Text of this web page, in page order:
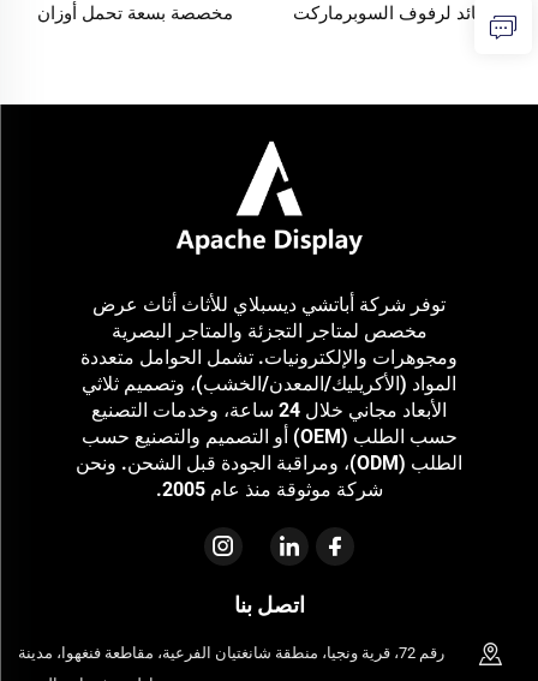
للوسائد لرفوف السوبرماركت
لعرض الواجهة الأمامية للمتجر
مخصصة بسعة تحمل أوزان
توفر شركة أباتشي ديسبلاي للأثاث أثاث عرض
مخصص لمتاجر التجزئة والمتاجر البصرية
ومجوهرات والإلكترونيات. تشمل الحوامل متعددة
المواد (الأكريليك/المعدن/الخشب)، وتصميم ثلاثي
الأبعاد مجاني خلال 24 ساعة، وخدمات التصنيع
حسب الطلب (OEM) أو التصميم والتصنيع حسب
الطلب (ODM)، ومراقبة الجودة قبل الشحن. ونحن
شركة موثوقة منذ عام 2005.
اتصل بنا
رقم 72، قرية ونجيا، منطقة شانغتيان الفرعية، مقاطعة فنغهوا، مدينة